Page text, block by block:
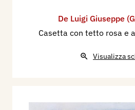
De Luigi Giuseppe
Casetta con tetto rosa e
Visualizza